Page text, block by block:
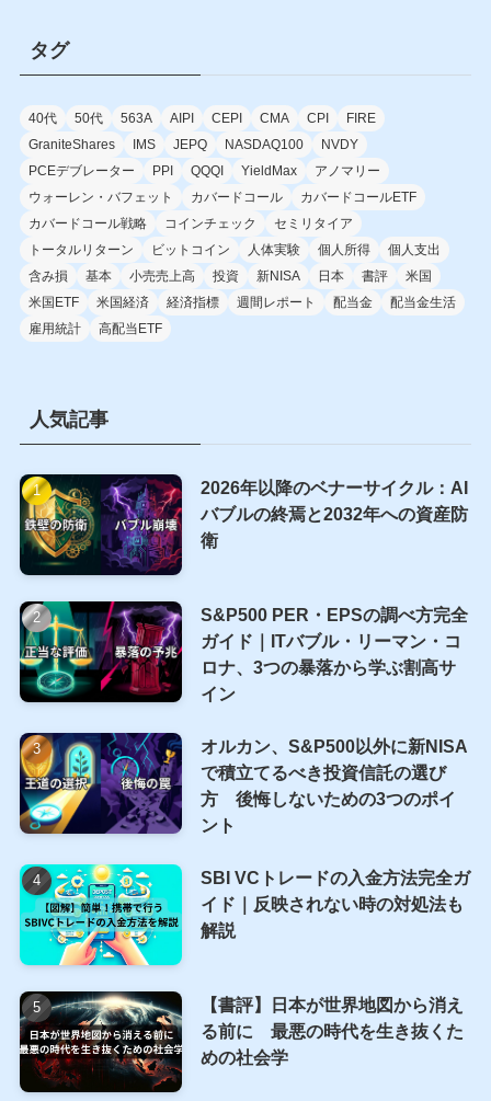
タグ
40代 50代 563A AIPI CEPI CMA CPI
FIRE
GraniteShares
IMS JEPQ NASDAQ100
NVDY
PCEデブレーター
PPI QQQI YieldMax
アノマリー
ウォーレン・バフェット
カバードコール
カバードコールETF
カバードコール戦略
コインチェック
セミリタイア
トータルリターン
ビットコイン 人体実験 個人所得
個人支出
含み損
基本 小売売上高 投資 新NISA 日本 書評
米国
米国ETF
米国経済 経済指標 週間レポート 配当金
配当金生活
雇用統計
高配当ETF
人気記事
2026年以降のベナーサイクル：AI
バブルの終焉と2032年への資産防
衛
S&P500 PER・EPSの調べ方完全
ガイド｜ITバブル・リーマン・コ
ロナ、3つの暴落から学ぶ割高サ
イン
オルカン、S&P500以外に新NISA
で積立てるべき投資信託の選び
方 後悔しないための3つのポイ
ント
SBI VCトレードの入金方法完全ガ
イド｜反映されない時の対処法も
解説
【書評】日本が世界地図から消え
る前に 最悪の時代を生き抜くた
めの社会学